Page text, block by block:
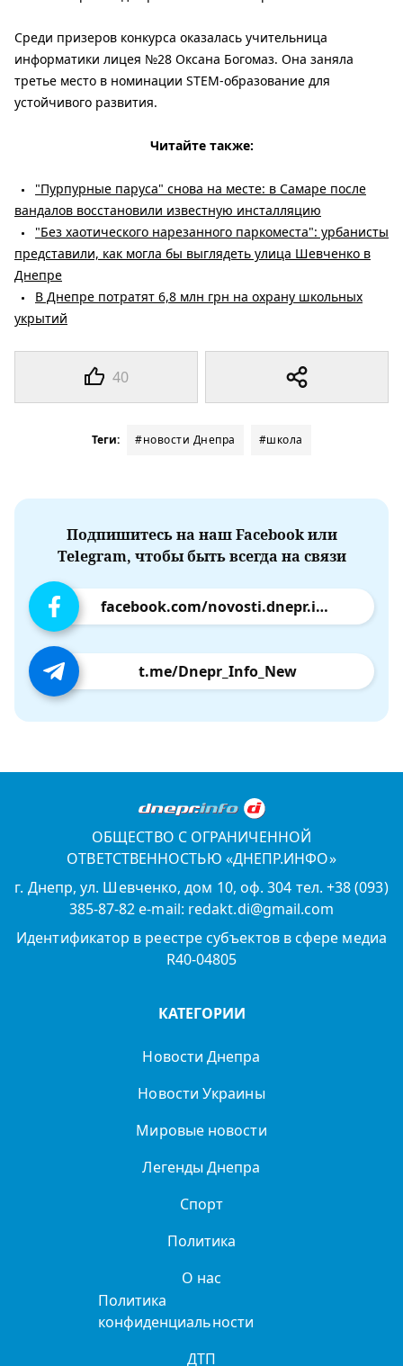
40
Среди призеров конкурса оказалась учительница
информатики лицея №28 Оксана Богомаз. Она заняла
третье место в номинации STEM-образование для
устойчивого развития.
Читайте также:
"Пурпурные паруса" снова на месте: в Самаре после
вандалов восстановили известную инсталляцию
"Без хаотического нарезанного паркоместа": урбанисты
представили, как могла бы выглядеть улица Шевченко в
Днепре
В Днепре потратят 6,8 млн грн на охрану школьных
укрытий
Теги: #новости Днепра #школа
Подпишитесь на наш Facebook или
Telegram, чтобы быть всегда на связи
facebook.com/novosti.dnepr.info
t.me/Dnepr_Info_New
ОБЩЕСТВО С ОГРАНИЧЕННОЙ
ОТВЕТСТВЕННОСТЬЮ «ДНЕПР.ИНФО»
г. Днепр, ул. Шевченко, дом 10, оф. 304 тел. +38 (093)
385-87-82 e-mail: redakt.di@gmail.com
Идентификатор в реестре субъектов в сфере медиа
R40-04805
КАТЕГОРИИ
Новости Днепра
Новости Украины
Мировые новости
Легенды Днепра
Спорт
Политика
О нас
Политика
конфиденциальности
ДТП